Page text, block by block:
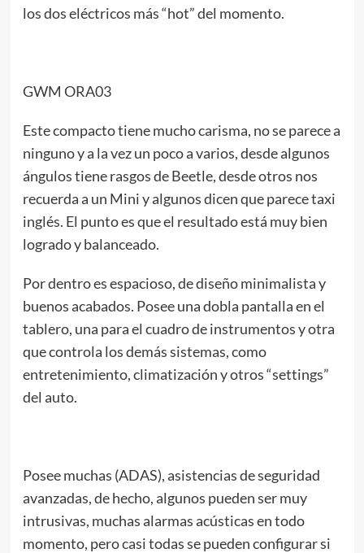
los dos eléctricos más “hot” del momento.
GWM ORA03
Este compacto tiene mucho carisma, no se parece a
ninguno y a la vez un poco a varios, desde algunos
ángulos tiene rasgos de Beetle, desde otros nos
recuerda a un Mini y algunos dicen que parece taxi
inglés. El punto es que el resultado está muy bien
logrado y balanceado.
Por dentro es espacioso, de diseño minimalista y
buenos acabados. Posee una dobla pantalla en el
tablero, una para el cuadro de instrumentos y otra
que controla los demás sistemas, como
entretenimiento, climatización y otros “settings”
del auto.
Posee muchas (ADAS), asistencias de seguridad
avanzadas, de hecho, algunos pueden ser muy
intrusivas, muchas alarmas acústicas en todo
momento, pero casi todas se pueden configurar si